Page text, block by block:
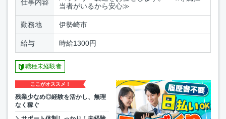
仕事内容
当者がいるから安心≫
勤務地 伊勢崎市
給与 時給1300円
職種未経験者
ここがオススメ！
残業少なめ◎経験を活かし、無理
なく稼ぐ